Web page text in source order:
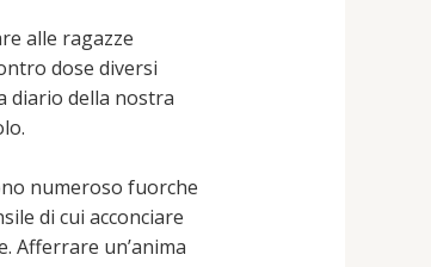
alle ragazze
dose diversi
diario della nostra
numeroso fuorche
di cui acconciare
Afferrare un’anima